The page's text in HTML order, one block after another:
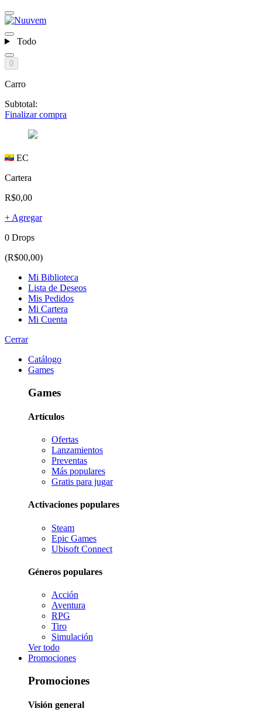
Todo
0
Carro
Subtotal:
Finalizar compra
EC
Cartera
R$0,00
+ Agregar
0 Drops
(R$00,00)
Mi Biblioteca
Lista de Deseos
Mis Pedidos
Mi Cartera
Mi Cuenta
Cerrar
Catálogo
Games
Games
Artículos
Ofertas
Lanzamientos
Preventas
Más populares
Gratis para jugar
Activaciones populares
Steam
Epic Games
Ubisoft Connect
Géneros populares
Acción
Aventura
RPG
Tiro
Simulación
Ver todo
Promociones
Promociones
Visión general